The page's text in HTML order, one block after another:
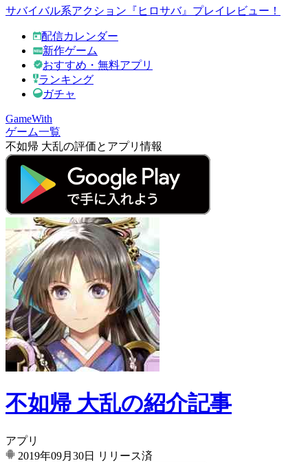
サバイバル系アクション『ヒロサバ』プレイレビュー！
配信カレンダー
新作ゲーム
おすすめ・無料アプリ
ランキング
ガチャ
GameWith
ゲーム一覧
不如帰 大乱の評価とアプリ情報
不如帰 大乱の紹介記事
アプリ
2019年09月30日
リリース済